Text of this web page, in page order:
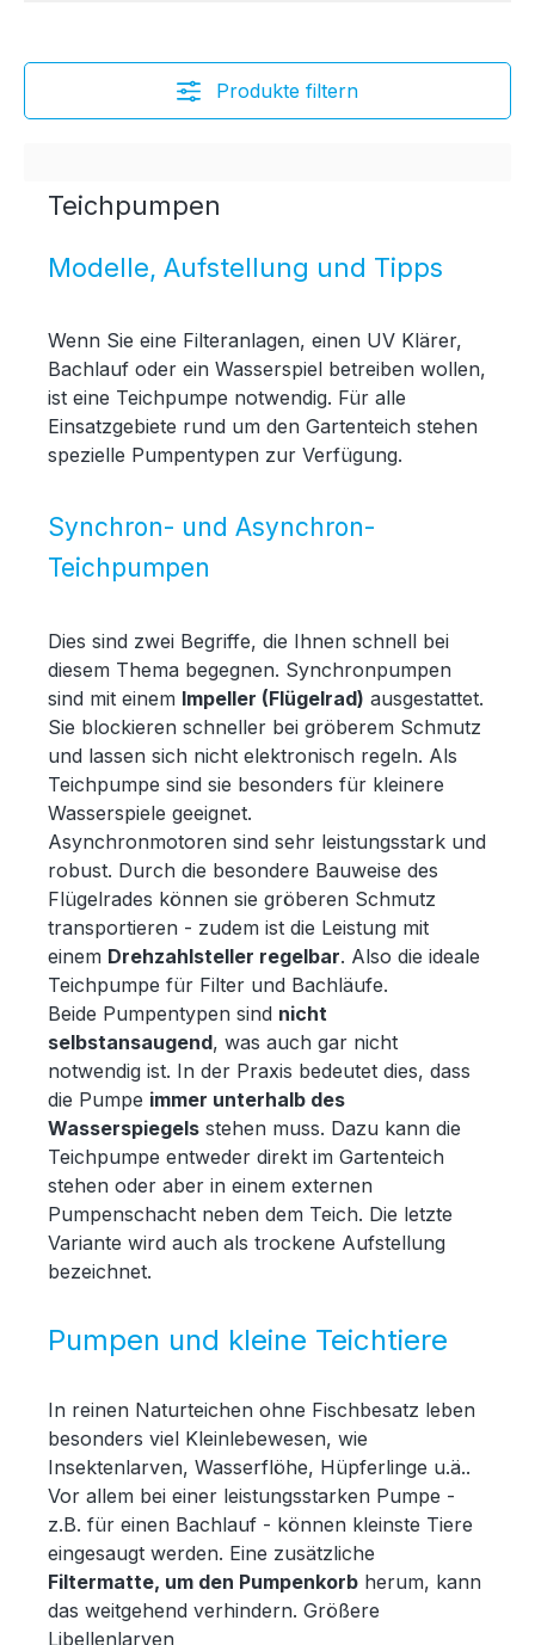
Produkte filtern
Teichpumpen
Modelle, Aufstellung und Tipps
Wenn Sie eine Filteranlagen, einen UV Klärer,
Bachlauf oder ein Wasserspiel betreiben wollen,
ist eine Teichpumpe notwendig. Für alle
Einsatzgebiete rund um den Gartenteich stehen
spezielle Pumpentypen zur Verfügung.
Synchron- und Asynchron-
Teichpumpen
Dies sind zwei Begriffe, die Ihnen schnell bei
diesem Thema begegnen. Synchronpumpen
sind mit einem Impeller (Flügelrad) ausgestattet.
Sie blockieren schneller bei gröberem Schmutz
und lassen sich nicht elektronisch regeln. Als
Teichpumpe sind sie besonders für kleinere
Wasserspiele geeignet.
Asynchronmotoren sind sehr leistungsstark und
robust. Durch die besondere Bauweise des
Flügelrades können sie gröberen Schmutz
transportieren - zudem ist die Leistung mit
einem Drehzahlsteller regelbar. Also die ideale
Teichpumpe für Filter und Bachläufe.
Beide Pumpentypen sind nicht
selbstansaugend, was auch gar nicht
notwendig ist. In der Praxis bedeutet dies, dass
die Pumpe immer unterhalb des
Wasserspiegels stehen muss. Dazu kann die
Teichpumpe entweder direkt im Gartenteich
stehen oder aber in einem externen
Pumpenschacht neben dem Teich. Die letzte
Variante wird auch als trockene Aufstellung
bezeichnet.
Pumpen und kleine Teichtiere
In reinen Naturteichen ohne Fischbesatz leben
besonders viel Kleinlebewesen, wie
Insektenlarven, Wasserflöhe, Hüpferlinge u.ä..
Vor allem bei einer leistungsstarken Pumpe -
z.B. für einen Bachlauf - können kleinste Tiere
eingesaugt werden. Eine zusätzliche
Filtermatte, um den Pumpenkorb herum, kann
das weitgehend verhindern. Größere
Libellenlarven